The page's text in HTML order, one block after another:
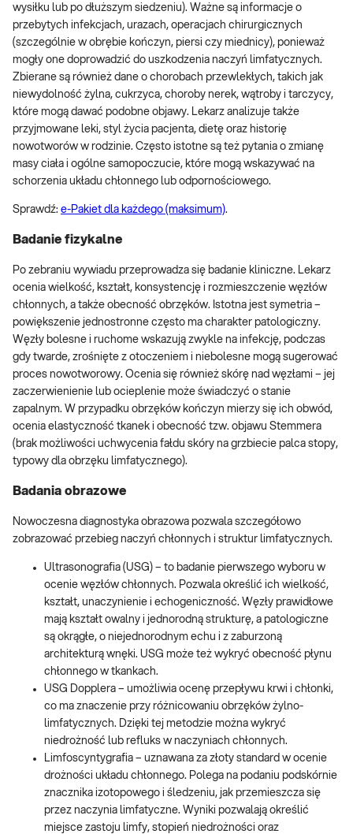
wysiłku lub po dłuższym siedzeniu). Ważne są informacje o
przebytych infekcjach, urazach, operacjach chirurgicznych
(szczególnie w obrębie kończyn, piersi czy miednicy), ponieważ
mogły one doprowadzić do uszkodzenia naczyń limfatycznych.
Zbierane są również dane o chorobach przewlekłych, takich jak
niewydolność żylna, cukrzyca, choroby nerek, wątroby i tarczycy,
które mogą dawać podobne objawy. Lekarz analizuje także
przyjmowane leki, styl życia pacjenta, dietę oraz historię
nowotworów w rodzinie. Często istotne są też pytania o zmianę
masy ciała i ogólne samopoczucie, które mogą wskazywać na
schorzenia układu chłonnego lub odpornościowego.
Sprawdź: e-Pakiet dla każdego (maksimum).
Badanie fizykalne
Po zebraniu wywiadu przeprowadza się badanie kliniczne. Lekarz
ocenia wielkość, kształt, konsystencję i rozmieszczenie węzłów
chłonnych, a także obecność obrzęków. Istotna jest symetria –
powiększenie jednostronne często ma charakter patologiczny.
Węzły bolesne i ruchome wskazują zwykle na infekcję, podczas
gdy twarde, zrośnięte z otoczeniem i niebolesne mogą sugerować
proces nowotworowy. Ocenia się również skórę nad węzłami – jej
zaczerwienienie lub ocieplenie może świadczyć o stanie
zapalnym. W przypadku obrzęków kończyn mierzy się ich obwód,
ocenia elastyczność tkanek i obecność tzw. objawu Stemmera
(brak możliwości uchwycenia fałdu skóry na grzbiecie palca stopy,
typowy dla obrzęku limfatycznego).
Badania obrazowe
Nowoczesna diagnostyka obrazowa pozwala szczegółowo
zobrazować przebieg naczyń chłonnych i struktur limfatycznych.
Ultrasonografia (USG) – to badanie pierwszego wyboru w
ocenie węzłów chłonnych. Pozwala określić ich wielkość,
kształt, unaczynienie i echogeniczność. Węzły prawidłowe
mają kształt owalny i jednorodną strukturę, a patologiczne
są okrągłe, o niejednorodnym echu i z zaburzoną
architekturą wnęki. USG może też wykryć obecność płynu
chłonnego w tkankach.
USG Dopplera – umożliwia ocenę przepływu krwi i chłonki,
co ma znaczenie przy różnicowaniu obrzęków żylno-
limfatycznych. Dzięki tej metodzie można wykryć
niedrożność lub refluks w naczyniach chłonnych.
Limfoscyntygrafia – uznawana za złoty standard w ocenie
drożności układu chłonnego. Polega na podaniu podskórnie
znacznika izotopowego i śledzeniu, jak przemieszcza się
przez naczynia limfatyczne. Wyniki pozwalają określić
miejsce zastoju limfy, stopień niedrożności oraz